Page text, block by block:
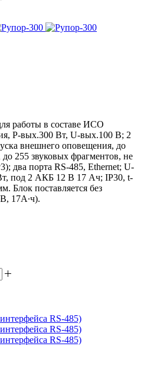
работы в составе ИСО
P-вых.300 Вт, U-вых.100 В; 2
внешнего оповещения, до
255 звуковых фрагментов, не
два порта RS-485, Ethernet; U-
под 2 АКБ 12 В 17 Ач; IP30, t-
Блок поставляется без
17А∙ч).